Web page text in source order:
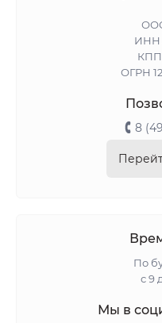
ИНН
КПП
ОГРН
8
По
с 9
Мы в